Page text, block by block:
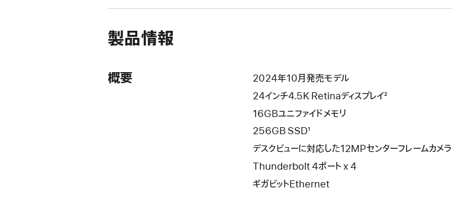
イ
ド
ウ
製品情報
概要
2024年10月発売モデル
24インチ4.5K Retinaディスプレイ²
16GBユニファイドメモリ
256GB SSD¹
デスクビューに対応した12MPセンターフレームカメラ
Thunderbolt 4ポート x 4
ギガビットEthernet